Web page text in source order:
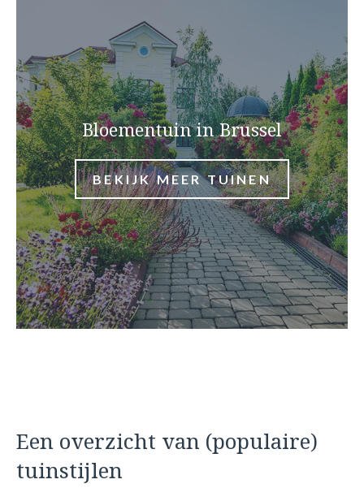
Bloementuin in Brussel
BEKIJK MEER TUINEN
Een overzicht van (populaire)
tuinstijlen